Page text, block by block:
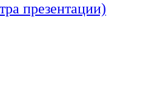
презентации)